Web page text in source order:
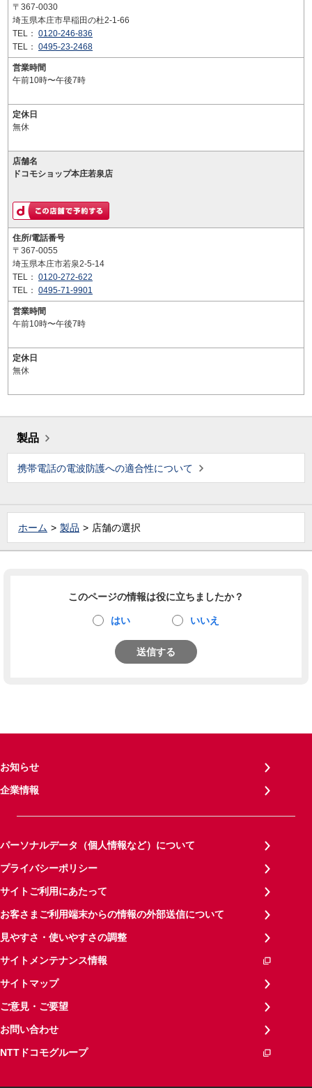
〒367-0030
埼玉県本庄市早稲田の杜2-1-66
TEL： 0120-246-836
TEL： 0495-23-2468
営業時間
午前10時〜午後7時
定休日
無休
店舗名
ドコモショップ本庄若泉店
住所/電話番号
〒367-0055
埼玉県本庄市若泉2-5-14
TEL： 0120-272-622
TEL： 0495-71-9901
営業時間
午前10時〜午後7時
定休日
無休
製品
携帯電話の電波防護への適合性について
ホーム 製品 店舗の選択
このページの情報は役に立ちましたか？
はい いいえ
送信する
お知らせ
企業情報
パーソナルデータ（個人情報など）について
プライバシーポリシー
サイトご利用にあたって
お客さまご利用端末からの情報の外部送信について
見やすさ・使いやすさの調整
サイトメンテナンス情報
サイトマップ
ご意見・ご要望
お問い合わせ
NTTドコモグループ